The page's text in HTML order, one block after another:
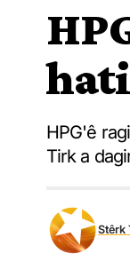
HPG'ê
Tirk a
Stêrk